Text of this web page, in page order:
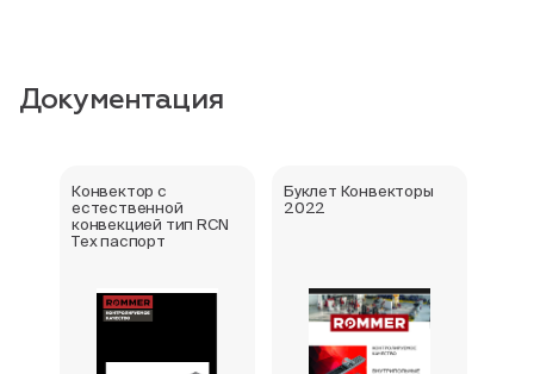
Документация
Конвектор с
естественной
конвекцией тип RCN
Тех паспорт
Буклет Конвекторы
2022